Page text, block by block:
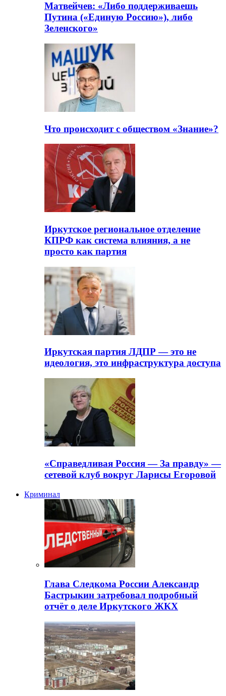
Матвейчев: «Либо поддерживаешь
Путина («Единую Россию»), либо
Зеленского»
Что происходит с обществом «Знание»?
Иркутское региональное отделение
КПРФ как система влияния, а не
просто как партия
Иркутская партия ЛДПР — это не
идеология, это инфраструктура доступа
«Справедливая Россия — За правду» —
сетевой клуб вокруг Ларисы Егоровой
Криминал
Глава Следкома России Александр
Бастрыкин затребовал подробный
отчёт о деле Иркутского ЖКХ